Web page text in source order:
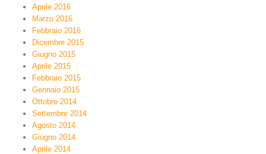
Aprile 2016
Marzo 2016
Febbraio 2016
Dicembre 2015
Giugno 2015
Aprile 2015
Febbraio 2015
Gennaio 2015
Ottobre 2014
Settembre 2014
Agosto 2014
Giugno 2014
Aprile 2014